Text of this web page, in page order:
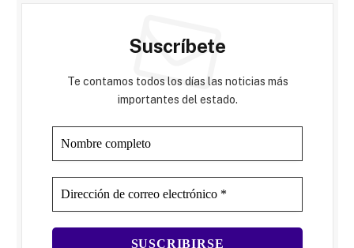
Suscríbete
Te contamos todos los días las noticias más
importantes del estado.